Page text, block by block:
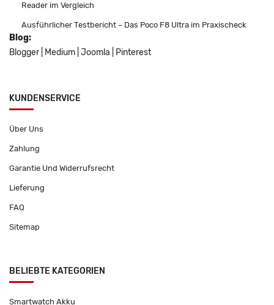
Reader im Vergleich
Ausführlicher Testbericht – Das Poco F8 Ultra im Praxischeck
Blog:
Blogger
Medium Joomla Pinterest
KUNDENSERVICE
Über Uns
Zahlung
Garantie Und Widerrufsrecht
Lieferung
FAQ
Sitemap
BELIEBTE KATEGORIEN
Smartwatch Akku